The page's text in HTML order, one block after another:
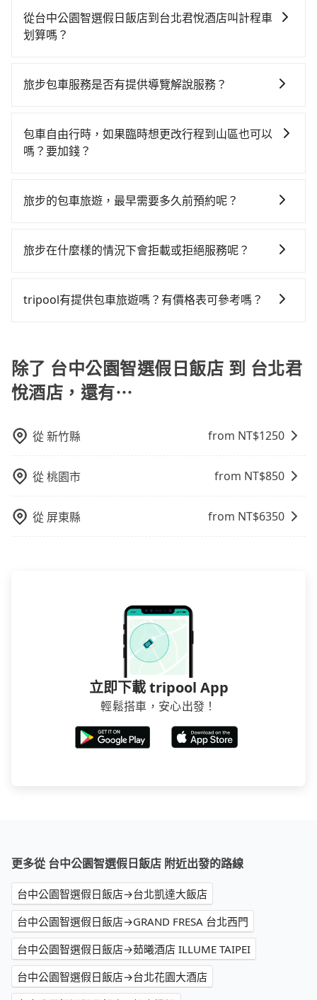
鐘。抵達高鐵站後，步行進站、現場購票並於月台排隊
的時間約20分鐘，再乘坐43~69分鐘（平均57分）的高
30分鐘、車費300元後，抵達台北君悅酒店 (台北市信義
台中市少部分小黃司機不按表收費，看乘客是外地人便
漫天喊價或恣意繞路。但如果全程使用tripool並到府專
元車資，而且更會額外浪費24分鐘在轉乘與等車上，現
費用。
租車自駕，但花費可能不小。租車公司一般以天為單位
計費，小轎車如Toyota Yaris、Nissan Kicks，一天租
eTag（每公里約1元）、路邊停車（每小時約40元）、
於絕大多數的租車公司都沒法提供甲租乙還的服務，所
以要不當天就需往返台中公園智選假日飯店與台北君悅
tripool的單程專車接送才是前往旅宿最便宜方便的選
從台中公園智選假日飯店到台北君悅酒店叫計程車
划算嗎？
灣大車隊、Uber、Line Taxi、Yoxi等，如果在路邊攔不
等叫車看看。依照里程跳錶計算，價格約為4,325~5,200
元間，但如改預約tripool可省高達$2,600。台中市有些
在價格或服務品質上，tripool都是你從台中公園智選假
旅步包車服務是否有提供導覽解說服務？
需要導覽服務，可事先透過電子郵件
booking@tripool.app聯繫我們，將有專人協助回覆確
包車自由行時，如果臨時想更改行程到山區也可以
嗎？要加錢？
旅步可能會根據行經的路線是否超過海拔1500公尺來進
我們會透過Email的方式向您說明收費細節，讓您能更放
旅步的包車旅遊，最早需要多久前預約呢？
提供早鳥優惠，您越早預訂就能享有更優惠的價格。所
旅步在什麼樣的情況下會拒載或拒絕服務呢？
原因，司機有權拒絕服務： 1) 當日搭車人數或行李超過
童的安全，依道路交通安全規則規定，四歲以下的孩童
必須乘坐兒童座椅。 3) 搭乘寵物友善專車卻沒有裝籠。
避免影響行車安全，請您務將寵物置入提籠或提袋內。
tripool有提供包車旅遊嗎？有價格表可參考嗎？
時包車都有，可彈性選擇2~12小時的服務，滿足家族出
遊、朋友聚會、婚喪喜慶等不同的需求。價格透明、無
隱藏費用，網站試算即真實價格，免去來回電話確認。
需要短時數或者單程專車服務者，敢大聲說我們價格絕
對最划算。網站上可直接挑選小轎車、休旅車、或九人
座箱型車，如需10人以上巴士，請來信洽詢。
除了 台中公園智選假日飯店 到 台北君
悅酒店，還有⋯
從新竹縣 from NT$1250
從桃園市 from NT$850
從 屏東縣 from NT$6350
立即下載 tripool App
輕鬆搭車，安心出發！
更多從 台中公園智選假日飯店 附近出發的路線
台中公園智選假日飯店→台北凱達大飯店
台中公園智選假日飯店→GRAND FRESA 台北西門
台中公園智選假日飯店→茹曦酒店 ILLUME TAIPEI
台中公園智選假日飯店→台北花園大酒店